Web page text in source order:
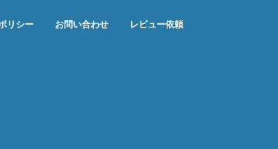
リシー お問い合わせ レビュー依頼